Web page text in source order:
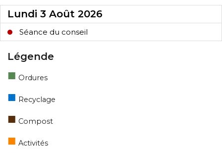
Légende
■ Ordures
■ Recyclage
■ Compost
■ Activités